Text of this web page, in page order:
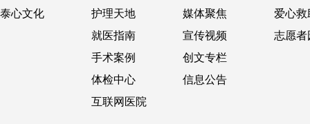
泰心文化
护理天地
就医指南
手术案例
体检中心
互联网医院
媒体聚焦
宣传视频
创文专栏
信息公告
爱心
志愿者